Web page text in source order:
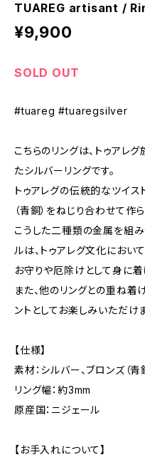
TUAREG artisant /
¥9,900
SOLD OUT
#tuareg #tuaregsilver
こちらのリングは、トゥアレ
たシルバーリングです。
トゥアレグの伝統的なツイス
（青銅）をねじり合わせて作
こうした二種類の金属を組
ルは、トゥアレグ文化におい
お守りや厄除けとして身に着
また、他のリングとの重ね着
ントとしてお楽しみいただけま
【仕様】
素材：シルバー、ブロンズ（青
リング幅：約3mm
原産国：ニジェール
【お手入れについて】